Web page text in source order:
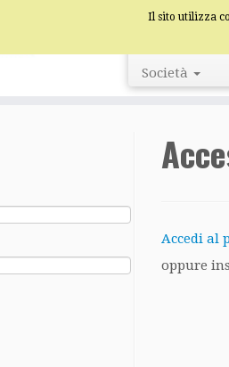
Società
Accedi al
oppure
Il sito utilizza